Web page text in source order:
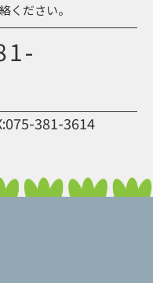
ください。
381-3614